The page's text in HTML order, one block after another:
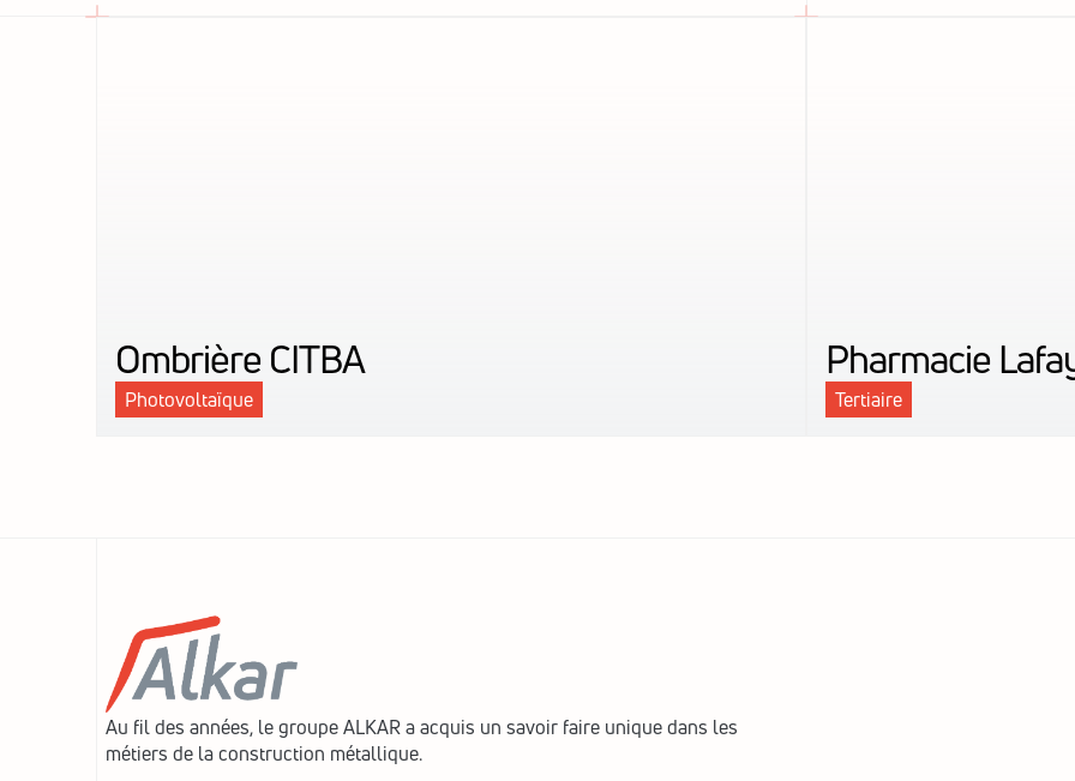
Ombrière CITBA
Photovoltaïque
Pharmacie
Tertiaire
Au fil des années, le groupe ALKAR a acquis un savoir faire unique dans les
métiers de la construction métallique.